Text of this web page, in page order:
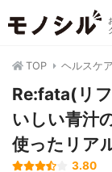
TOP ヘルスケア
Re:fata(リ
いしい青汁
使ったリア
3.80